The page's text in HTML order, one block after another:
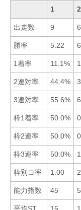
1 2
出走数 9 6
勝率 5.22
1着率 11.1%
2連対率 44.4%
3連対率 55.6%
枠1着率 50.0%
枠2連率 50.0%
枠3連率 50.0%
枠別コ率 1.00
能力指数 45
平均ST 15